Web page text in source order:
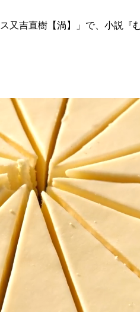
又吉直樹【渦】」で、小説